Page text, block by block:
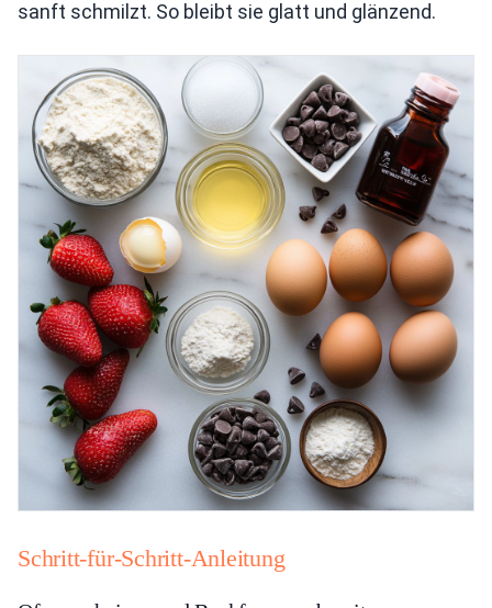
sanft schmilzt. So bleibt sie glatt und glänzend.
Schritt-für-Schritt-Anleitung